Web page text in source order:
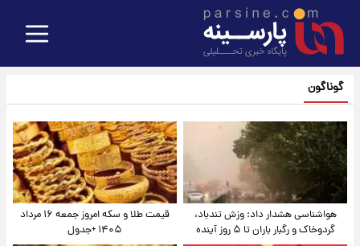
گوناگون
هواشناسی هشدار داد: وزش تندباد،
گردوخاک و رگبار باران تا ۵ روز آینده
قیمت طلا و سکه امروز جمعه ۱۶ مرداد
۱۴۰۵ +جدول